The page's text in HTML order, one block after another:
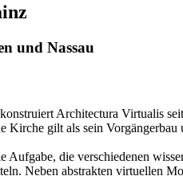
und Nassau
Architectura Virtualis
Kirche gilt als sein
Aufgabe, die verschiedenen
Neben abstrakten virtuellen